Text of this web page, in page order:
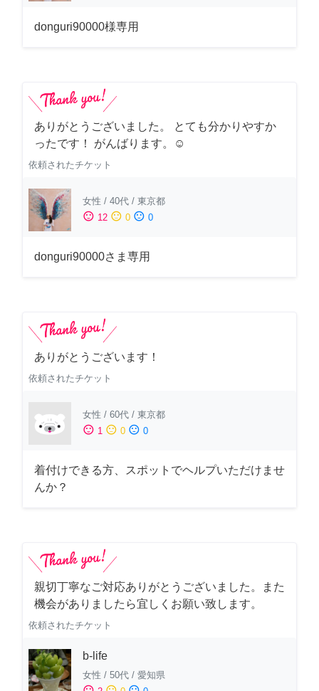
donguri90000様専用
ありがとうございました。 とても分かりやすか
ったです！ がんばります。☺️
依頼されたチケット
女性 / 40代 / 東京都
sentiment_satisfied 12 sentiment_neutral 0 sentiment_dissatisfied 0
donguri90000さま専用
ありがとうございます！
依頼されたチケット
女性 / 60代 / 東京都
sentiment_satisfied 1 sentiment_neutral 0 sentiment_dissatisfied 0
着付けできる方、スポットでヘルプいただけませ
んか？
親切丁寧なご対応ありがとうございました。また
機会がありましたら宜しくお願い致します。
依頼されたチケット
b-life
女性 / 50代 / 愛知県